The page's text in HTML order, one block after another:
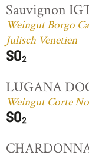
Sauvignon
Weingut Borgo
Julisch Venetien
LUGANA
Weingut Corte